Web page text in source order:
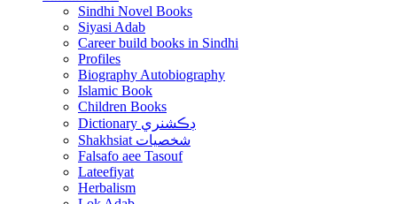
Sindhi Novel Books
Siyasi Adab
Career build books in Sindhi
Profiles
Biography Autobiography
Islamic Book
Children Books
Dictionary ڊڪشنري
Shakhsiat شخصيات
Falsafo aee Tasouf
Lateefiyat
Herbalism